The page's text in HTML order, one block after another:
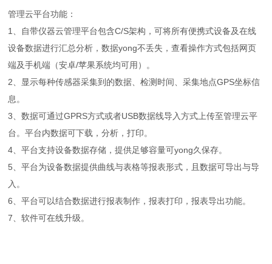
管理云平台功能：
1、自带仪器云管理平台包含C/S架构，可将所有便携式设备及在线
设备数据进行汇总分析，数据yong不丢失，查看操作方式包括网页
端及手机端（安卓/苹果系统均可用）。
2、显示每种传感器采集到的数据、检测时间、采集地点GPS坐标信
息。
3、数据可通过GPRS方式或者USB数据线导入方式上传至管理云平
台。平台内数据可下载，分析，打印。
4、平台支持设备数据存储，提供足够容量可yong久保存。
5、平台为设备数据提供曲线与表格等报表形式，且数据可导出与导
入。
6、平台可以结合数据进行报表制作，报表打印，报表导出功能。
7、软件可在线升级。